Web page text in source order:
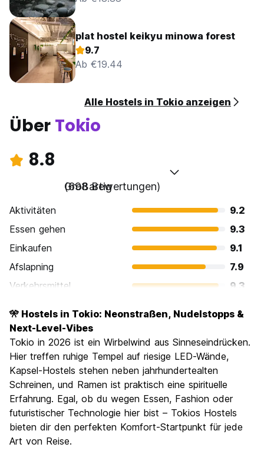
plat hostel keikyu minowa forest
9.7
Ab €19.44
Alle Hostels in Tokio anzeigen
Über Tokio
8.8
Großartig
(698 Bewertungen)
Aktivitäten
9.2
Essen gehen
9.3
Einkaufen
9.1
Afslapning
7.9
Verkehrsmittel
9.3
Kultur
Nachtleben / Party
8.5
Preis-Leistungsverhältnis
🎌 Hostels in Tokio: Neonstraßen, Nudelstopps &
Next-Level-Vibes
Tokio in 2026 ist ein Wirbelwind aus Sinneseindrücken.
Hier treffen ruhige Tempel auf riesige LED-Wände,
Kapsel-Hostels stehen neben jahrhundertealten
Schreinen, und Ramen ist praktisch eine spirituelle
Erfahrung. Egal, ob du wegen Essen, Fashion oder
futuristischer Technologie hier bist – Tokios Hostels
bieten dir den perfekten Komfort-Startpunkt für jede
Art von Reise.